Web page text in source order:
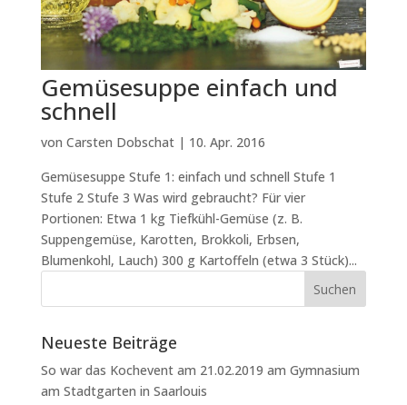
Gemüsesuppe einfach und
schnell
von Carsten Dobschat| 10. Apr. 2016
Gemüsesuppe Stufe 1: einfach und schnell Stufe 1
Stufe 2 Stufe 3 Was wird gebraucht? Für vier
Portionen: Etwa 1 kg Tiefkühl-Gemüse (z. B.
Suppengemüse, Karotten, Brokkoli, Erbsen,
Blumenkohl, Lauch) 300 g Kartoffeln (etwa 3 Stück)...
Neueste Beiträge
So war das Kochevent am 21.02.2019 am Gymnasium
am Stadtgarten in Saarlouis